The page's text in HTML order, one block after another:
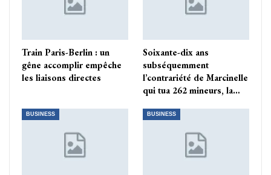
Train Paris-Berlin : un
gêne accomplir empêche
les liaisons directes
Soixante-dix ans
subséquemment
l’contrariété de Marcinelle
qui tua 262 mineurs, la…
BUSINESS BUSINESS